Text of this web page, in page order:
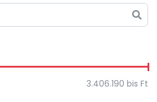
3.406.190 bis Ft